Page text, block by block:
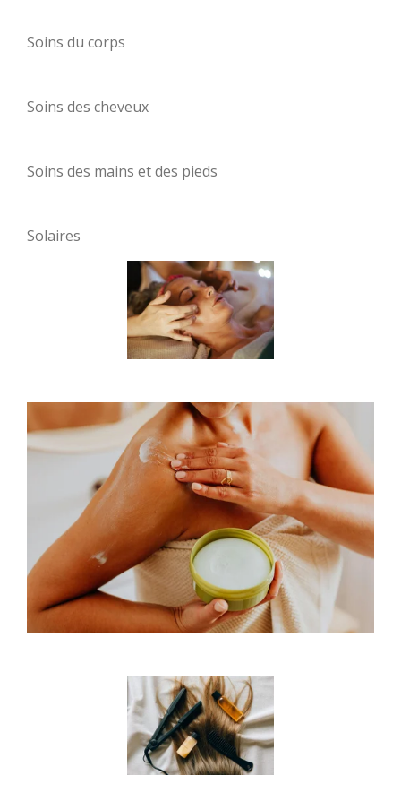
Soins du corps
Soins des cheveux
Soins des mains et des pieds
Solaires